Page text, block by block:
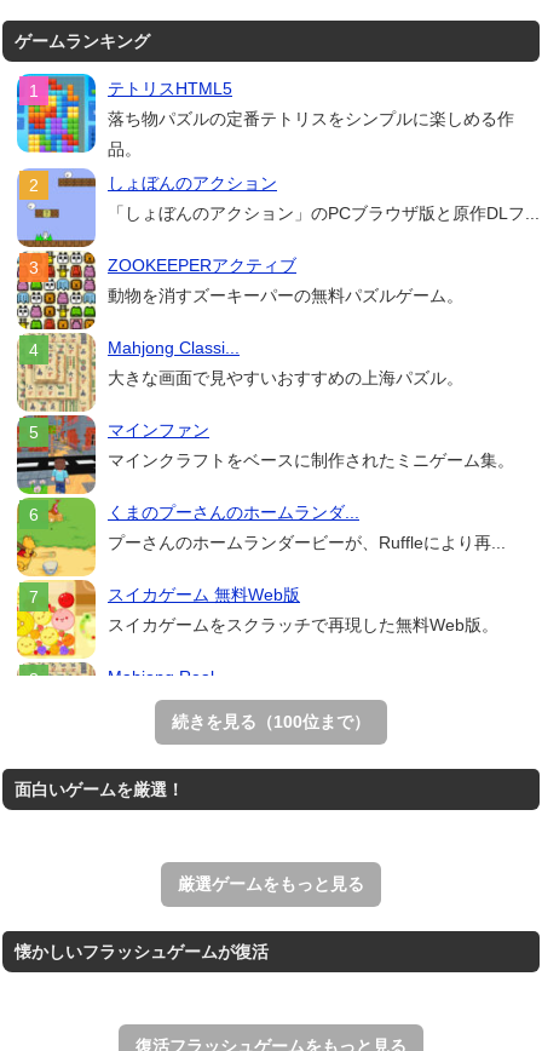
ゲームランキング
テトリスHTML5
落ち物パズルの定番テトリスをシンプルに楽しめる作
品。
しょぼんのアクション
「しょぼんのアクション」のPCブラウザ版と原作DLフ...
ZOOKEEPERアクティブ
動物を消すズーキーパーの無料パズルゲーム。
Mahjong Classi...
大きな画面で見やすいおすすめの上海パズル。
マインファン
マインクラフトをベースに制作されたミニゲーム集。
くまのプーさんのホームランダ...
プーさんのホームランダービーが、Ruffleにより再...
スイカゲーム 無料Web版
スイカゲームをスクラッチで再現した無料Web版。
Mahjong Real
リアルな麻雀牌を使う18種類の上海ゲーム。
王国を構築していく放置系のシミュレーションゲーム。
すべての矢印を画面外へ導くパズルゲーム。
続きを見る（100位まで）
面白いゲームを厳選！
厳選ゲームをもっと見る
懐かしいフラッシュゲームが復活
復活フラッシュゲームをもっと見る